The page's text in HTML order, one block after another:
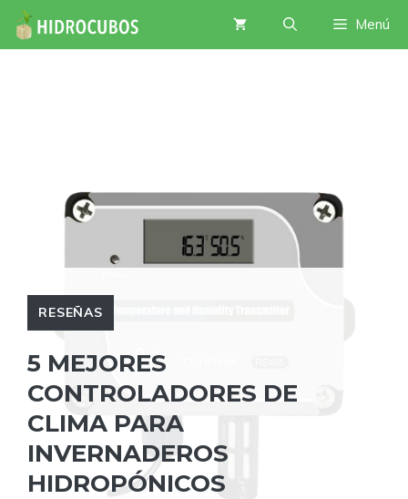
Saltar
Menú
RESEÑAS
5 MEJORES
CONTROLADORES DE
CLIMA PARA
INVERNADEROS
HIDROPÓNICOS